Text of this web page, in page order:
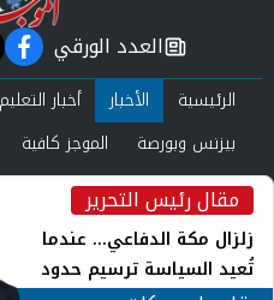
مقال رئيس التحرير
زلزال مكة الدفاعي... عندما
تُعيد السياسة ترسيم حدود
newspaper
العدد الورقي
الرئيسية الأخبار أخبار التعليم
بيزنس وبورصة
الموجز كافية
صحة وجمال
عرب وعالم
العدد الورقي
من نحن
سياسة